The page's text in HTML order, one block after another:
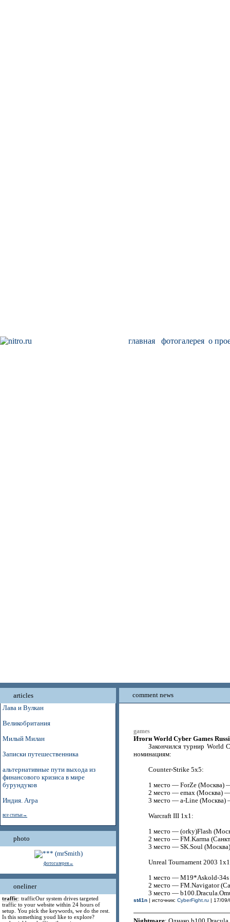
главная фотогалерея о
articles
Лава и Вулкан
Великобритания
Милый Милан
Записки путешественника
альтернативные пути выхода из
финансового кризиса в мире
бурундуков
Индия. Агра
все статьи→
photo
фотогалерея→
oneliner
traffic: trafficOur system drives targeted
traffic to your website within 24 hours of
setup. You pick the keywords, we do the rest.
Is this something youd like to explore?
comment news
games
Итоги World Cyber Games
Закончился турнир World
номинациям:
Counter-Strike 5x5:
1 место — ForZe (Москва)
2 место — emax (Москва)
3 место — a-Line (Москва)
Warcraft III 1x1:
1 место — (orky)Flash
2 место — FM.Karma
3 место — SK.Soul
Unreal Tournament 2003
1 место — M19*Askold-34s
2 место — FM.Navigator
3 место —
st41n| источник: CyberFight.ru | 17/09/